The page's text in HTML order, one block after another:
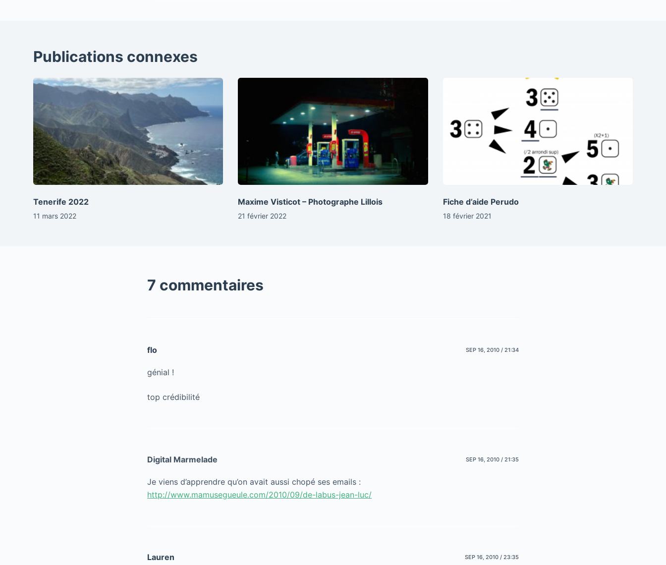
Publications connexes
Tenerife 2022
11 mars 2022
Maxime Visticot – Photographe Lillois
21 février 2022
Fiche d’aide Perudo
18 février 2021
7 commentaires
flo SEP 16, 2010 / 21:34
génial !
top crédibilité
Digital Marmelade SEP 16, 2010 / 21:35
Je viens d’apprendre qu’on avait aussi chopé ses emails :
http://www.mamusegueule.com/2010/09/de-labus-jean-luc/
Lauren SEP 16, 2010 / 23:35